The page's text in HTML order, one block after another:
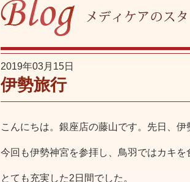
2019年03月15日
伊勢旅行
こんにちは。銀座店の藤山です。先日、伊
今回も伊勢神宮を参拝し、鳥羽ではカキを
とても充実した2日間でした。